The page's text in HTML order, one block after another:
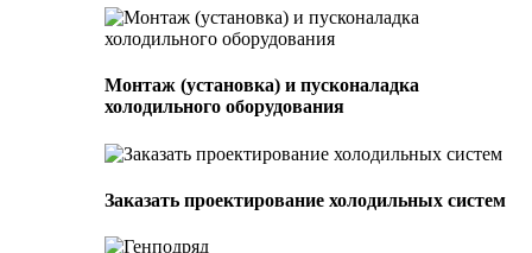
Монтаж (установка) и пусконаладка
холодильного оборудования
Заказать проектирование холодильных систем